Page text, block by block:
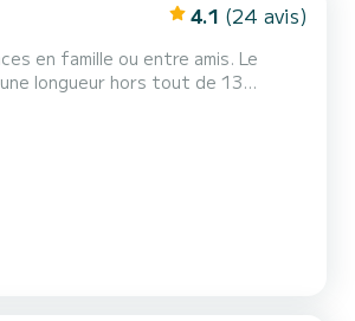
4.1 (24 avis)
en famille ou entre amis. Le
longueur hors tout de 13
Lagoon 42 est